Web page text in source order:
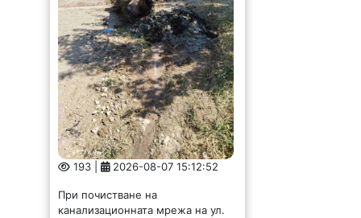
193 | 2026-08-07 15:12:52
При почистване на
канализационната мрежа на ул.